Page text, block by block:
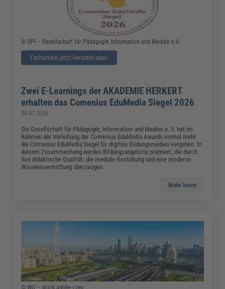
© GPI – Gesellschaft für Pädagogik, Information und Medien e.V.
Fachartikel jetzt herunterladen
Zwei E-Learnings der AKADEMIE HERKERT
erhalten das Comenius EduMedia Siegel 2026
08.07.2026
Die Gesellschaft für Pädagogik, Information und Medien e. V. hat im
Rahmen der Verleihung der Comenius EduMedia Awards einmal mehr
die Comenius EduMedia Siegel für digitale Bildungsmedien vergeben. In
diesem Zusammenhang werden Bildungsangebote prämiert, die durch
ihre didaktische Qualität, die mediale Gestaltung und eine moderne
Wissensvermittlung überzeugen.
Mehr lesen